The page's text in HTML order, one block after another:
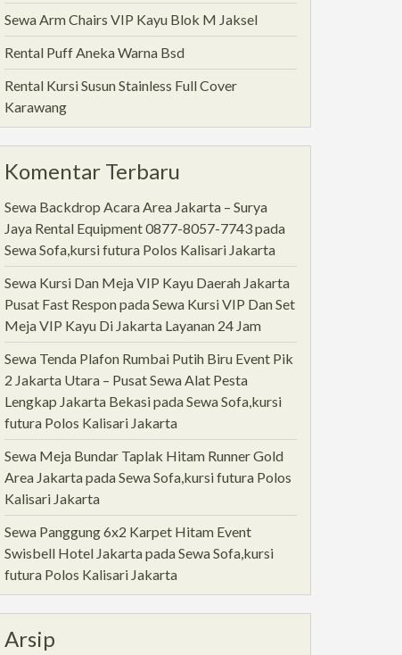
Sewa Arm Chairs VIP Kayu Blok M Jaksel
Rental Puff Aneka Warna Bsd
Rental Kursi Susun Stainless Full Cover
Karawang
Komentar Terbaru
Sewa Backdrop Acara Area Jakarta – Surya
Jaya Rental Equipment 0877-8057-7743pada
Sewa Sofa,kursi futura Polos Kalisari Jakarta
Sewa Kursi Dan Meja VIP Kayu Daerah Jakarta
Pusat Fast ResponpadaSewa Kursi VIP Dan Set
Meja VIP Kayu Di Jakarta Layanan 24 Jam
Sewa Tenda Plafon Rumbai Putih Biru Event Pik
2 Jakarta Utara – Pusat Sewa Alat Pesta
Lengkap Jakarta BekasipadaSewa Sofa,kursi
futura Polos Kalisari Jakarta
Sewa Meja Bundar Taplak Hitam Runner Gold
Area JakartapadaSewa Sofa,kursi futura Polos
Kalisari Jakarta
Sewa Panggung 6x2 Karpet Hitam Event
Swisbell Hotel JakartapadaSewa Sofa,kursi
futura Polos Kalisari Jakarta
Arsip